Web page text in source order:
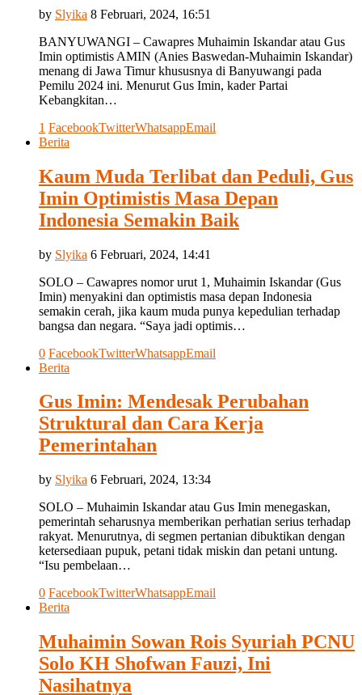
by Slyika 8 Februari, 2024, 16:51
BANYUWANGI – Cawapres Muhaimin Iskandar atau Gus
Imin optimistis AMIN (Anies Baswedan-Muhaimin Iskandar)
menang di Jawa Timur khususnya di Banyuwangi pada
Pemilu 2024 ini. Menurut Gus Imin, kader Partai
Kebangkitan…
1 FacebookTwitterWhatsappEmail
Berita
Kaum Muda Terlibat dan Peduli, Gus
Imin Optimistis Masa Depan
Indonesia Semakin Baik
by Slyika 6 Februari, 2024, 14:41
SOLO – Cawapres nomor urut 1, Muhaimin Iskandar (Gus
Imin) menyakini dan optimistis masa depan Indonesia
semakin cerah, jika kaum muda punya kepedulian terhadap
bangsa dan negara. “Saya jadi optimis…
0 FacebookTwitterWhatsappEmail
Berita
Gus Imin: Mendesak Perubahan
Struktural dan Cara Kerja
Pemerintahan
by Slyika 6 Februari, 2024, 13:34
SOLO – Muhaimin Iskandar atau Gus Imin menegaskan,
pemerintah seharusnya memberikan perhatian serius terhadap
rakyat. Menurutnya, di segmen pertanian dibuktikan dengan
ketersediaan pupuk, petani tidak miskin dan petani untung.
“Isu pembelaan…
0 FacebookTwitterWhatsappEmail
Berita
Muhaimin Sowan Rois Syuriah PCNU
Solo KH Shofwan Fauzi, Ini
Nasihatnya